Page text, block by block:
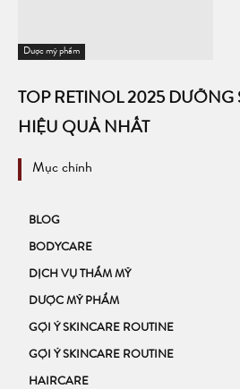
Dược mỹ phẩm
TOP RETINOL 2025
HIỆU QUẢ NHẤT
Mục chính
BLOG
BODYCARE
DỊCH VỤ THẨM MỸ
DƯỢC MỸ PHẨM
GỢI Ý SKINCARE ROUTINE
GỢI Ý SKINCARE ROUTINE
HAIRCARE